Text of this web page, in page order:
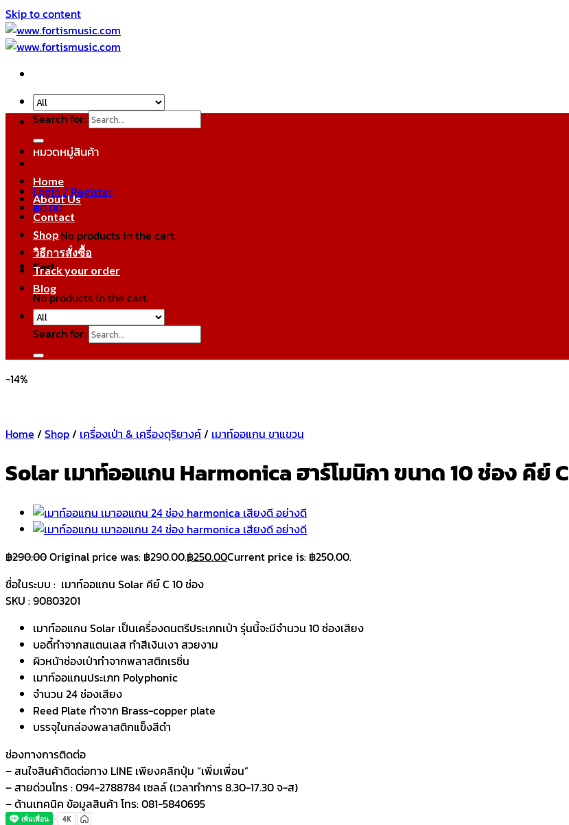
Skip to content
Search for:
Login / Register
฿0.00
No products in the cart.
Cart
No products in the cart.
หมวดหมู่สินค้า
Home
About Us
Contact
Shop
วิธีการสั่งซื้อ
Track your order
Blog
Search for:
-14%
Home / Shop/ เครื่องเป่า & เครื่องดุริยางค์/ เมาท์ออแกน ขาแขวน
Solar เมาท์ออแกน Harmonica ฮาร์โมนิกา ขนาด 10 ช่อง คีย์ C
฿290.00Original price was: ฿290.00.฿250.00Current price is: ฿250.00.
ชื่อในระบบ : เมาท์ออแกน Solar คีย์ C 10 ช่อง
SKU : 90803201
เมาท์ออแกน Solar เป็นเครื่องดนตรีประเภทเป่า รุ่นนี้จะมีจำนวน 10 ช่องเสียง
บอดี้ทำจากสแตนเลส ทำสีเงินเงา สวยงาม
ผิวหน้าช่องเป่าทำจากพลาสติกเรซิ่น
เมาท์ออแกนประเภท Polyphonic
จำนวน 24 ช่องเสียง
Reed Plate ทำจาก Brass-copper plate
บรรจุในกล่องพลาสติกแข็งสีดำ
ช่องทางการติดต่อ
– สนใจสินค้าติดต่อทาง LINE เพียงคลิกปุ่ม “เพิ่มเพื่อน”
– สายด่วนโทร : 094-2788784 เซลล์ (เวลาทำการ 8.30-17.30 จ-ส)
– ด้านเทคนิค ข้อมูลสินค้า โทร: 081-5840695